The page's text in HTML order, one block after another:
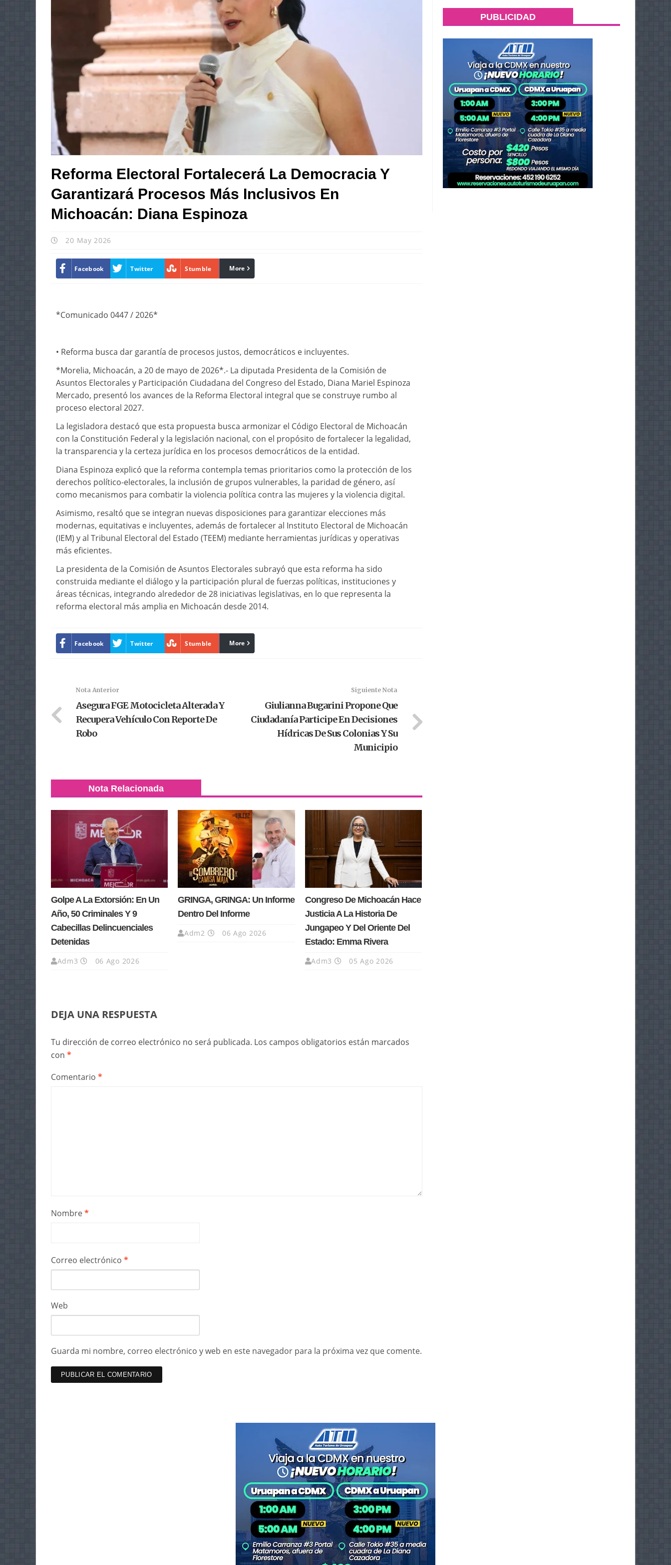
Reforma Electoral Fortalecerá La Democracia Y
Garantizará Procesos Más Inclusivos En
Michoacán: Diana Espinoza
20 May 2026
Facebook Twitter Stumble linkedin
More
*Comunicado 0447 / 2026*
•⁠ ⁠Reforma busca dar garantía de procesos justos, democráticos e incluyentes.
*Morelia, Michoacán, a 20 de mayo de 2026*.- La diputada Presidenta de la Comisión de
Asuntos Electorales y Participación Ciudadana del Congreso del Estado, Diana Mariel Espinoza
Mercado, presentó los avances de la Reforma Electoral integral que se construye rumbo al
proceso electoral 2027.
La legisladora destacó que esta propuesta busca armonizar el Código Electoral de Michoacán
con la Constitución Federal y la legislación nacional, con el propósito de fortalecer la legalidad,
la transparencia y la certeza jurídica en los procesos democráticos de la entidad.
Diana Espinoza explicó que la reforma contempla temas prioritarios como la protección de los
derechos político-electorales, la inclusión de grupos vulnerables, la paridad de género, así
como mecanismos para combatir la violencia política contra las mujeres y la violencia digital.
Asimismo, resaltó que se integran nuevas disposiciones para garantizar elecciones más
modernas, equitativas e incluyentes, además de fortalecer al Instituto Electoral de Michoacán
(IEM) y al Tribunal Electoral del Estado (TEEM) mediante herramientas jurídicas y operativas
más eficientes.
La presidenta de la Comisión de Asuntos Electorales subrayó que esta reforma ha sido
construida mediante el diálogo y la participación plural de fuerzas políticas, instituciones y
áreas técnicas, integrando alrededor de 28 iniciativas legislativas, en lo que representa la
reforma electoral más amplia en Michoacán desde 2014.
Facebook Twitter Stumble linkedin
More
Nota Anterior
Asegura FGE Motocicleta Alterada Y
Recupera Vehículo Con Reporte De
Robo
Siguiente Nota
Giulianna Bugarini Propone Que
Ciudadanía Participe En Decisiones
Hídricas De Sus Colonias Y Su
Municipio
Nota Relacionada
Golpe A La Extorsión: En Un
Año, 50 Criminales Y 9
Cabecillas Delincuenciales
Detenidas
Adm3 06 Ago 2026
GRINGA, GRINGA: Un Informe
Dentro Del Informe
Adm2 06 Ago 2026
Congreso De Michoacán Hace
Justicia A La Historia De
Jungapeo Y Del Oriente Del
Estado: Emma Rivera
Adm3 05 Ago 2026
DEJA UNA RESPUESTA
Tu dirección de correo electrónico no será publicada. Los campos obligatorios están marcados
con *
Comentario *
Nombre*
Correo electrónico *
Web
Guarda mi nombre, correo electrónico y web en este navegador para la próxima vez que comente.
PUBLICIDAD